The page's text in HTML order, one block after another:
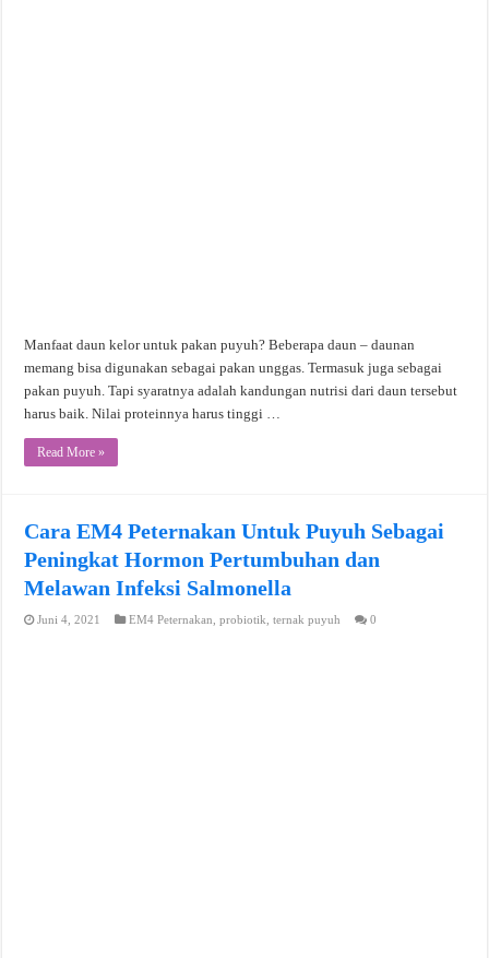
Manfaat daun kelor untuk pakan puyuh? Beberapa daun – daunan
memang bisa digunakan sebagai pakan unggas. Termasuk juga sebagai
pakan puyuh. Tapi syaratnya adalah kandungan nutrisi dari daun tersebut
harus baik. Nilai proteinnya harus tinggi …
Read More »
Cara EM4 Peternakan Untuk Puyuh Sebagai
Peningkat Hormon Pertumbuhan dan
Melawan Infeksi Salmonella
Juni 4, 2021 EM4 Peternakan ,probiotik ,ternak puyuh 0